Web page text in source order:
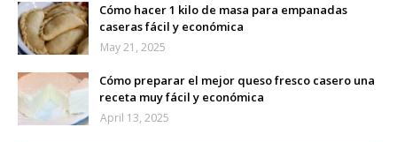
Cómo hacer 1 kilo de masa para empanadas
caseras fácil y económica
May 21, 2025
Cómo preparar el mejor queso fresco casero una
receta muy fácil y económica
April 13, 2025